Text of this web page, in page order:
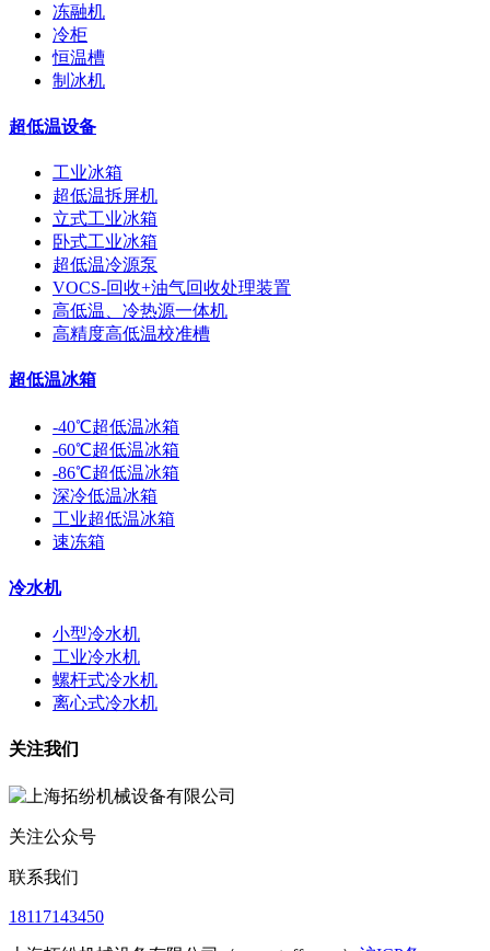
冻融机
冷柜
恒温槽
制冰机
超低温设备
工业冰箱
超低温拆屏机
立式工业冰箱
卧式工业冰箱
超低温冷源泵
VOCS-回收+油气回收处理装置
高低温、冷热源一体机
高精度高低温校准槽
超低温冰箱
-40℃超低温冰箱
-60℃超低温冰箱
-86℃超低温冰箱
深冷低温冰箱
工业超低温冰箱
速冻箱
冷水机
小型冷水机
工业冷水机
螺杆式冷水机
离心式冷水机
关注我们
关注公众号
联系我们
18117143450